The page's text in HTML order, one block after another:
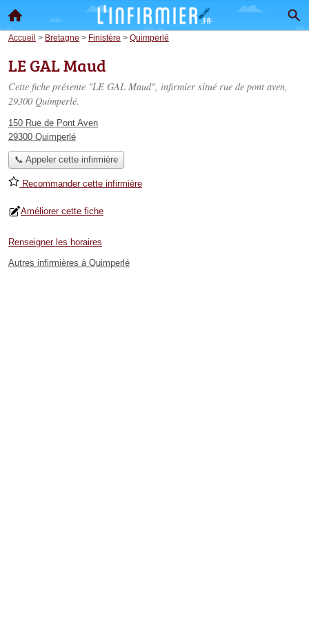
Accueil > Bretagne > Finistère > Quimperlé
LE GAL Maud
Cette fiche présente "LE GAL Maud", infirmier situé rue de pont aven,
29300 Quimperlé.
150 Rue de Pont Aven
29300 Quimperlé
📞 Appeler cette infirmière
Recommander cette infirmière
Améliorer cette fiche
Renseigner les horaires
Autres infirmières à Quimperlé